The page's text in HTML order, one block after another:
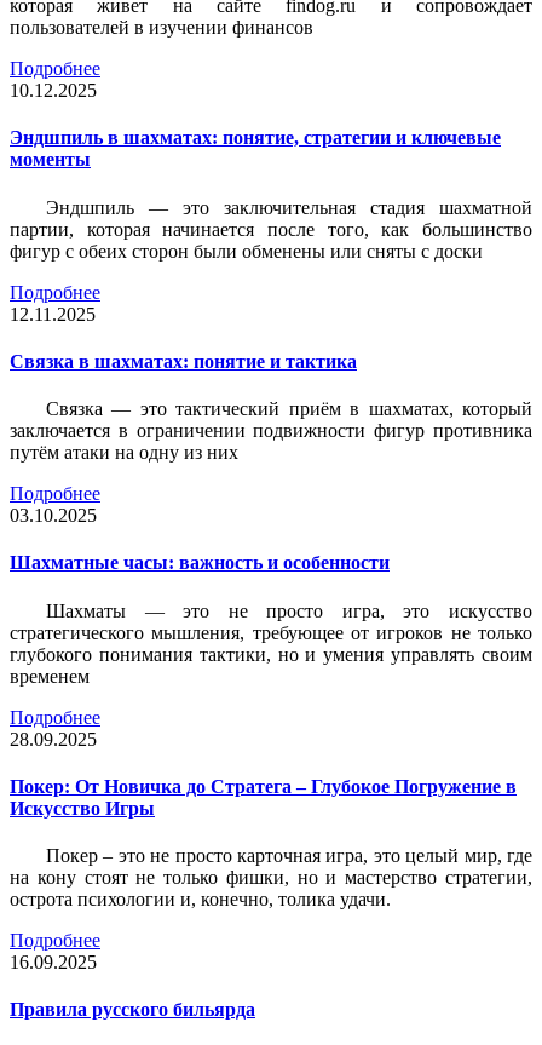
которая живет на сайте findog.ru и сопровождает
пользователей в изучении финансов
Подробнее
10.12.2025
Эндшпиль в шахматах: понятие, стратегии и ключевые
моменты
Эндшпиль — это заключительная стадия шахматной
партии, которая начинается после того, как большинство
фигур с обеих сторон были обменены или сняты с доски
Подробнее
12.11.2025
Связка в шахматах: понятие и тактика
Связка — это тактический приём в шахматах, который
заключается в ограничении подвижности фигур противника
путём атаки на одну из них
Подробнее
03.10.2025
Шахматные часы: важность и особенности
Шахматы — это не просто игра, это искусство
стратегического мышления, требующее от игроков не только
глубокого понимания тактики, но и умения управлять своим
временем
Подробнее
28.09.2025
Покер: От Новичка до Стратега – Глубокое Погружение в
Искусство Игры
Покер – это не просто карточная игра, это целый мир, где
на кону стоят не только фишки, но и мастерство стратегии,
острота психологии и, конечно, толика удачи.
Подробнее
16.09.2025
Правила русского бильярда